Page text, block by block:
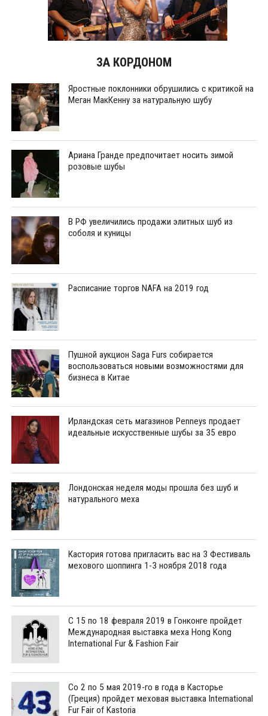
ЗА КОРДОНОМ
Яростные поклонники обрушились с критикой на
Меган МакКенну за натуральную шубу
Ариана Гранде предпочитает носить зимой
розовые шубы
В РФ увеличились продажи элитных шуб из
соболя и куницы
Расписание торгов NAFA на 2019 год
Пушной аукцион Saga Furs собирается
воспользоваться новыми возможностями для
бизнеса в Китае
Ирландская сеть магазинов Penneys продает
идеальные искусственные шубы за 35 евро
Лондонская неделя моды прошла без шуб и
натурального меха
Кастория готова пригласить вас на 3 Фестиваль
мехового шоппинга 1-3 ноября 2018 года
С 15 по 18 февраля 2019 в Гонконге пройдет
Международная выставка меха Hong Kong
International Fur & Fashion Fair
Со 2 по 5 мая 2019-го в года в Касторье
(Греция) пройдет меховая выставка International
Fur Fair of Kastoria